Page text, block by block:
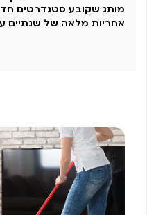
מותג שקובע סטנדרטים
אחריות מלאה של שנתיים